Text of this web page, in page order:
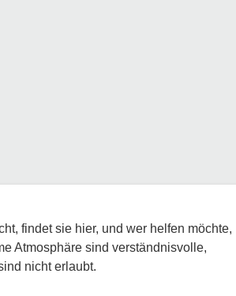
findet sie hier, und wer helfen möchte,
Atmosphäre sind verständnisvolle,
nicht erlaubt.